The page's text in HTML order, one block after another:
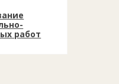
работ